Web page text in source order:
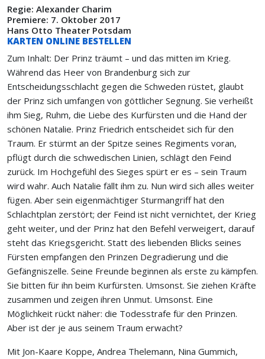
Regie: Alexander Charim
Premiere: 7. Oktober 2017
Hans Otto Theater Potsdam
KARTEN ONLINE BESTELLEN
Zum Inhalt: Der Prinz träumt – und das mitten im Krieg.
Während das Heer von Brandenburg sich zur
Entscheidungsschlacht gegen die Schweden rüstet, glaubt
der Prinz sich umfangen von göttlicher Segnung. Sie verheißt
ihm Sieg, Ruhm, die Liebe des Kurfürsten und die Hand der
schönen Natalie. Prinz Friedrich entscheidet sich für den
Traum. Er stürmt an der Spitze seines Regiments voran,
pflügt durch die schwedischen Linien, schlägt den Feind
zurück. Im Hochgefühl des Sieges spürt er es – sein Traum
wird wahr. Auch Natalie fällt ihm zu. Nun wird sich alles weiter
fügen. Aber sein eigenmächtiger Sturmangriff hat den
Schlachtplan zerstört; der Feind ist nicht vernichtet, der Krieg
geht weiter, und der Prinz hat den Befehl verweigert, darauf
steht das Kriegsgericht. Statt des liebenden Blicks seines
Fürsten empfangen den Prinzen Degradierung und die
Gefängniszelle. Seine Freunde beginnen als erste zu kämpfen.
Sie bitten für ihn beim Kurfürsten. Umsonst. Sie ziehen Kräfte
zusammen und zeigen ihren Unmut. Umsonst. Eine
Möglichkeit rückt näher: die Todesstrafe für den Prinzen.
Aber ist der je aus seinem Traum erwacht?
Mit Jon-Kaare Koppe, Andrea Thelemann, Nina Gummich,